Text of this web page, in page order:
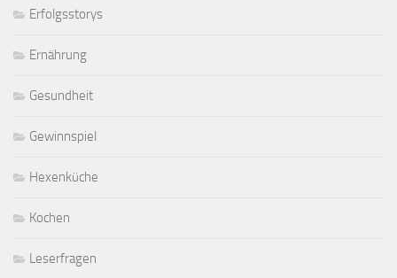
Erfolgsstorys
Ernährung
Gesundheit
Gewinnspiel
Hexenküche
Kochen
Leserfragen